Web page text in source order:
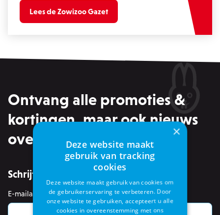
Lees de Zowizoo Gazet
Ontvang alle promoties &
kortingen, maar ook nieuws
over events in je mailbox
Schrijf je in voor de nieuwsbrief
E-mailadres *
×
Deze website maakt
gebruik van tracking
cookies
Deze website maakt gebruik van cookies om
de gebruikerservaring te verbeteren. Door
onze website te gebruiken, accepteert u alle
cookies in overeenstemming met ons